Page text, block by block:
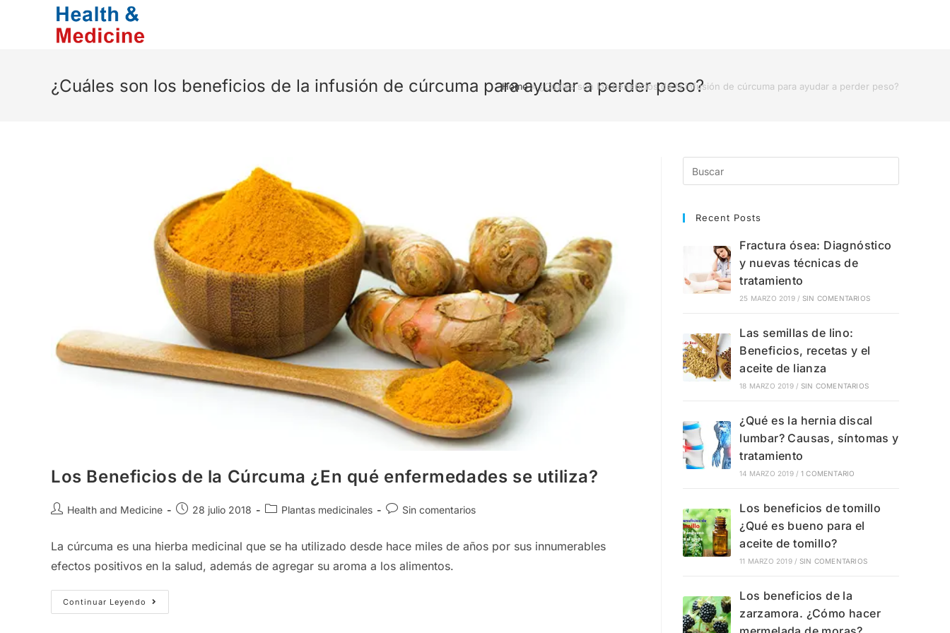
¿Cuáles son los beneficios de la infusión de cúrcuma para ayudar a perder peso?
Home»¿Cuáles son los beneficios de la infusión de cúrcuma para ayudar a perder peso?
Los Beneficios de la Cúrcuma ¿En qué enfermedades se utiliza?
Autor
entrada:
Health and Medicine
Publicación
entrada:
28 julio 2018
Categoría
entrada:
Plantas medicinales
Comentarios
entrada:
Sin comentarios
La cúrcuma es una hierba medicinal que se ha utilizado desde hace miles de años por sus innumerables
efectos positivos en la salud, además de agregar su aroma a los alimentos.
Continuar Leyendo
Los
Beneficios
Recent Posts
Fractura ósea: Diagnóstico
y nuevas técnicas de
tratamiento
25 MARZO 2019 / SIN COMENTARIOS
Las semillas de lino:
Beneficios, recetas y el
aceite de lianza
18 MARZO 2019 / SIN COMENTARIOS
¿Qué es la hernia discal
lumbar? Causas, síntomas y
tratamiento
14 MARZO 2019 / 1 COMENTARIO
Los beneficios de tomillo
¿Qué es bueno para el
aceite de tomillo?
11 MARZO 2019 / SIN COMENTARIOS
Los beneficios de la
zarzamora. ¿Cómo hacer